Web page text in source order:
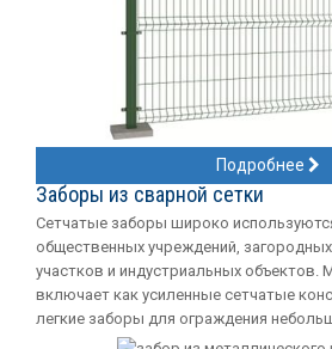
Подробнее
Заборы из сварной сетки
Сетчатые заборы широко
общественных учреждений,
участков и индустриальных объектов.
включает как усиленные сетчатые
легкие заборы для ограждения